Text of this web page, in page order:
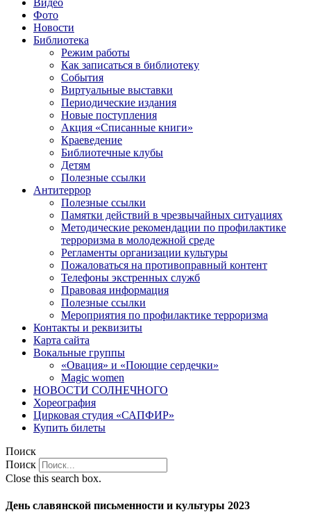
Фото
Новости
Библиотека
Режим работы
Как записаться в библиотеку
События
Виртуальные выставки
Периодические издания
Новые поступления
Акция «Списанные книги»
Краеведение
Библиотечные клубы
Детям
Полезные ссылки
Антитеррор
Полезные ссылки
Памятки действий в чрезвычайных ситуациях
Методические рекомендации по профилактике
терроризма в молодежной среде
Регламенты организации культуры
Пожаловаться на противоправный контент
Телефоны экстренных служб
Правовая информация
Полезные ссылки
Мероприятия по профилактике терроризма
Контакты и реквизиты
Карта сайта
Вокальные группы
«Овация» и «Поющие сердечки»
Magic women
НОВОСТИ СОЛНЕЧНОГО
Хореография
Цирковая студия «САПФИР»
Купить билеты
Поиск
Поиск
Close this search box.
День славянской письменности и культуры 2023